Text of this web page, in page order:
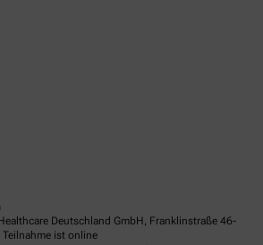
Deutschland GmbH, Franklinstraße 46-
ist online